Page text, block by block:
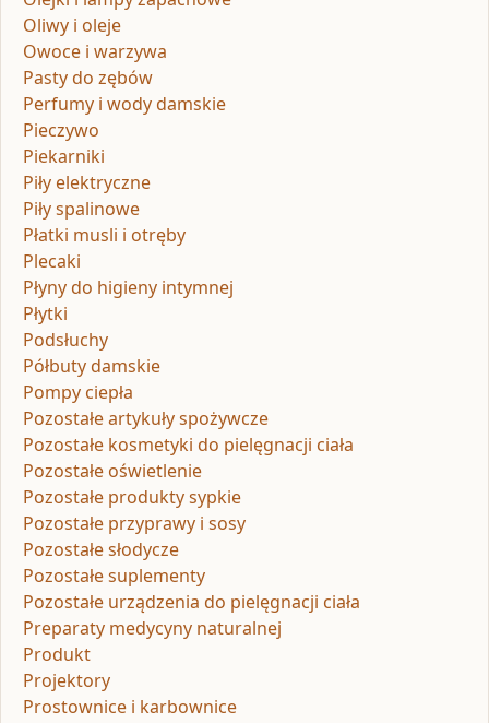
Oliwy i oleje
Owoce i warzywa
Pasty do zębów
Perfumy i wody damskie
Pieczywo
Piekarniki
Piły elektryczne
Piły spalinowe
Płatki musli i otręby
Plecaki
Płyny do higieny intymnej
Płytki
Podsłuchy
Półbuty damskie
Pompy ciepła
Pozostałe artykuły spożywcze
Pozostałe kosmetyki do pielęgnacji ciała
Pozostałe oświetlenie
Pozostałe produkty sypkie
Pozostałe przyprawy i sosy
Pozostałe słodycze
Pozostałe suplementy
Pozostałe urządzenia do pielęgnacji ciała
Preparaty medycyny naturalnej
Produkt
Projektory
Prostownice i karbownice